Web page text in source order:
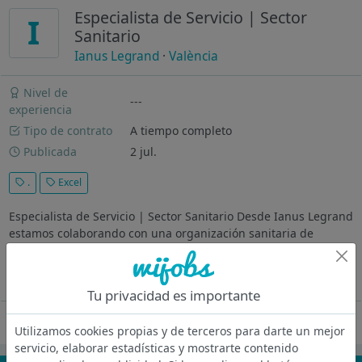
I
Especialista de Servicio | Sector
Sanitario
Ianus Legrand ·València
Nivel de
experiencia
---
Tipo de contrato
A tiempo completo
Publicada
2 jul.
. Excel
Especialista de Servicio | Sector Sanitario Desde Ianus Legrand
estamos colaborando con una organización sanitaria de
referencia, reconocida por su excelencia asistencial, técnología
de vanguardia, capacidad de innovación y su apuesta por el...
Tu privacidad es importante
Utilizamos cookies propias y de terceros para darte un mejor
servicio, elaborar estadísticas y mostrarte contenido